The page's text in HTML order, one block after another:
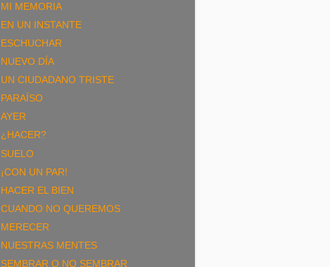
MI MEMORIA
EN UN INSTANTE
ESCHUCHAR
NUEVO DÍA
UN CIUDADANO TRISTE
PARAÍSO
AYER
¿HACER?
SUELO
¡CON UN PAR!
HACER EL BIEN
CUANDO NO QUEREMOS
MERECER
NUESTRAS MENTES
SEMBRAR O NO SEMBRAR